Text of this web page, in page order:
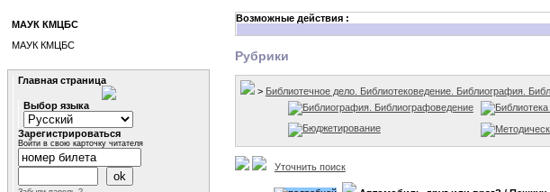
Возможные действия :
Рубрики
> Библиотечное дело. Библиотековедение. Библиография.
Библиография. Библиографоведение
Библиотека
Бюджетирование
Уточнить поиск
МАУК КМЦБС
МАУК КМЦБС
Главная страница
Выбор языка
Зарегистрироваться
Войти в свою карточку читателя